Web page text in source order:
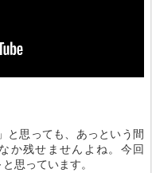
と思っても、あっという間
か残せませんよね。今回
思っています。